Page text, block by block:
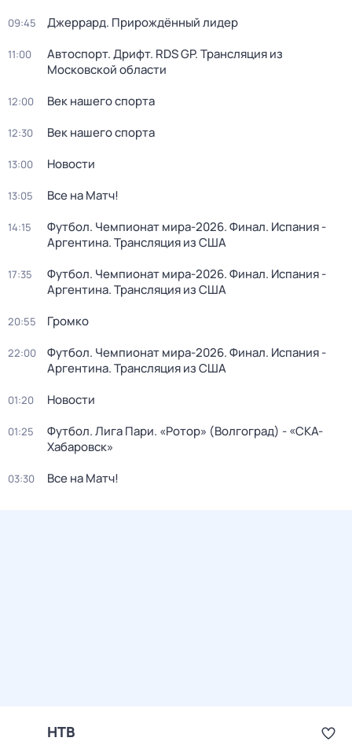
09:45 Джеррард. Прирождённый лидер
11:00
Автоспорт. Дрифт. RDS GP. Трансляция из
Московской области
12:00 Век нашего спорта
12:30 Век нашего спорта
13:00 Новости
13:05 Все на Матч!
14:15
Футбол. Чемпионат мира-2026. Финал. Испания -
Аргентина. Трансляция из США
17:35
Футбол. Чемпионат мира-2026. Финал. Испания -
Аргентина. Трансляция из США
20:55 Громко
22:00
Футбол. Чемпионат мира-2026. Финал. Испания -
Аргентина. Трансляция из США
01:20 Новости
01:25
Футбол. Лига Пари. «Ротор» (Волгоград) - «СКА-
Хабаровск»
03:30 Все на Матч!
НТВ